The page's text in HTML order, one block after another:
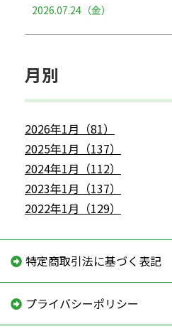
2026.07.24（金）
月別
2026年1月（81）
2025年1月（137）
2024年1月（112）
2023年1月（137）
2022年1月（129）
特定商取引法に基づく表記
プライバシーポリシー